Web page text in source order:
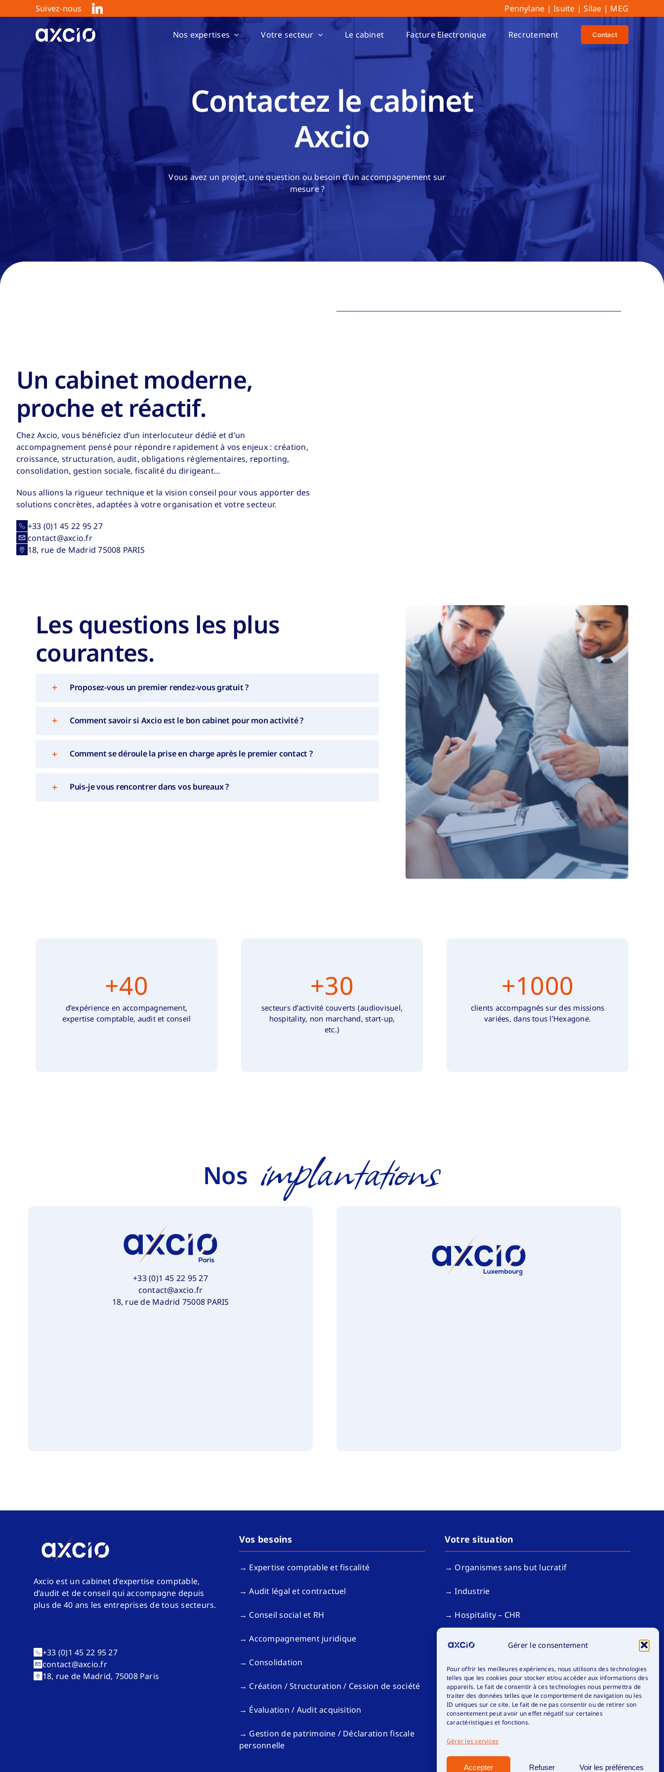
Gérer le consentement
Pour offrir les meilleures expériences, nous utilisons des technologies
telles que les cookies pour stocker et/ou accéder aux informations des
appareils. Le fait de consentir à ces technologies nous permettra de
traiter des données telles que le comportement de navigation ou les
ID uniques sur ce site. Le fait de ne pas consentir ou de retirer son
consentement peut avoir un effet négatif sur certaines
caractéristiques et fonctions.
Gérer les services
Accepter Refuser Voir les préférences
to
Suivez-nous Pennylane |Isuite |Silae | MEG
Nos expertises Votre secteur Le cabinet Facture Electronique Recrutement Contact
Contactez le cabinet
Axcio
Vous avez un projet, une question ou besoin d’un accompagnement sur
mesure ?
Un cabinet moderne,
proche et réactif.
Chez Axcio, vous bénéficiez d’un interlocuteur dédié et d’un
accompagnement pensé pour répondre rapidement à vos enjeux : création,
croissance, structuration, audit, obligations réglementaires, reporting,
consolidation, gestion sociale, fiscalité du dirigeant…
Nous allions la rigueur technique et la vision conseil pour vous apporter des
solutions concrètes, adaptées à votre organisation et votre secteur.
+33 (0)1 45 22 95 27
contact@axcio.fr
18, rue de Madrid 75008 PARIS
Les questions les plus
courantes.
Proposez-vous un premier rendez-vous gratuit ?
Comment savoir si Axcio est le bon cabinet pour mon activité ?
Comment se déroule la prise en charge après le premier contact ?
Puis-je vous rencontrer dans vos bureaux ?
+40
d’expérience en accompagnement,
expertise comptable, audit et conseil
+30
secteurs d’activité couverts (audiovisuel,
hospitality, non marchand, start-up,
etc.)
+1000
clients accompagnés sur des missions
variées, dans tous l’Hexagone.
Nos implantations
+33 (0)1 45 22 95 27
contact@axcio.fr
18, rue de Madrid 75008 PARIS
Axcio est un cabinet d’expertise comptable,
d’audit et de conseil qui accompagne depuis
plus de 40 ans les entreprises de tous secteurs.
+33 (0)1 45 22 95 27
contact@axcio.fr
18, rue de Madrid, 75008 Paris
Vos besoins
→ Expertise comptable et fiscalité
→ Audit légal et contractuel
→ Conseil social et RH
→ Accompagnement juridique
→ Consolidation
→ Création / Structuration / Cession de société
→ Évaluation / Audit acquisition
→ Gestion de patrimoine / Déclaration fiscale
personnelle
Votre situation
→ Organismes sans but lucratif
→ Industrie
→ Hospitality – CHR
→ International Business Services